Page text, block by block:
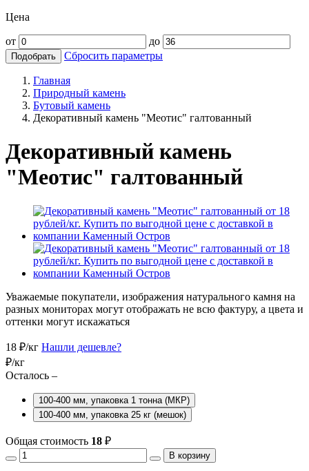
Цена
от до
Подобрать Сбросить параметры
Главная
Природный камень
Бутовый камень
Декоративный камень "Меотис" галтованный
Декоративный камень
"Меотис" галтованный
Уважаемые покупатели, изображения натурального камня на
разных мониторах могут отображать не всю фактуру, а цвета и
оттенки могут искажаться
18 ₽/кг Нашли дешевле?
₽/кг
Осталось –
100-400 мм, упаковка 1 тонна (МКР)
100-400 мм, упаковка 25 кг (мешок)
Общая стоимость 18 ₽
В корзину